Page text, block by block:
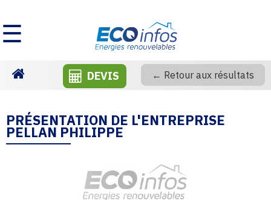
☰
DEVIS ← Retour aux résultats
PRÉSENTATION DE L'ENTREPRISE
PELLAN PHILIPPE